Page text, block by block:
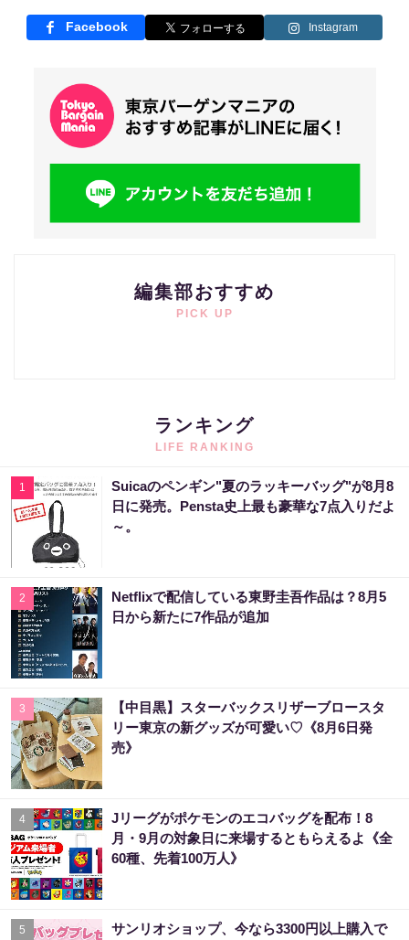
Facebook Instagram
編集部おすすめ
PICK UP
ランキング
LIFE RANKING
1
Suicaのペンギン"夏のラッキーバッグ"が8月8
日に発売。Pensta史上最も豪華な7点入りだよ
～。
2
Netflixで配信している東野圭吾作品は？8月5
日から新たに7作品が追加
3
【中目黒】スターバックスリザーブロースタ
リー東京の新グッズが可愛い♡《8月6日発
売》
4
Jリーグがポケモンのエコバッグを配布！8
月・9月の対象日に来場するともらえるよ《全
60種、先着100万人》
5
サンリオショップ、今なら3300円以上購入で